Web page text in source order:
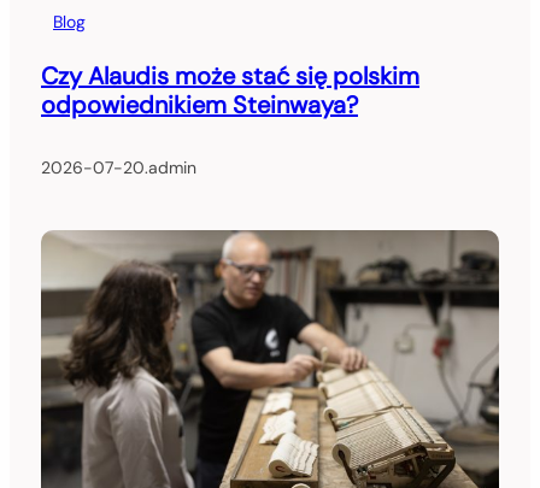
Blog
Czy Alaudis może stać się polskim
odpowiednikiem Steinwaya?
2026-07-20.admin